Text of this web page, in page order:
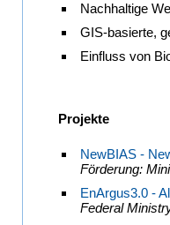
Nachhaltige
GIS-basierte,
Einfluss von
Projekte
NewBIAS -
Förderung:
EnArgus3.0 -
Federal